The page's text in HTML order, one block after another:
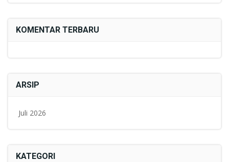
KOMENTAR TERBARU
ARSIP
Juli 2026
KATEGORI